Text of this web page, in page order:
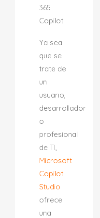
365
Copilot.
Ya sea
que se
trate de
un
usuario,
desarrollador
o
profesional
de TI,
Microsoft
Copilot
Studio
ofrece
una